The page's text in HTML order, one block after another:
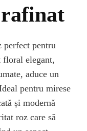
rafinat
perfect pentru
floral elegant,
aduce un
pentru mirese
și modernă
roz care să